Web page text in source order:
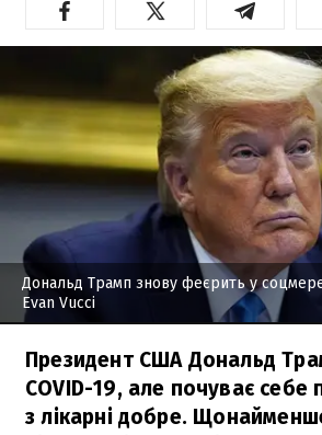
Дональд Трамп знову феєрить у
Evan Vucci
Президент США Дональд
COVID-19, але почуває себе
з лікарні добре.